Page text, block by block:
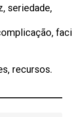
seriedade,
, recursos.